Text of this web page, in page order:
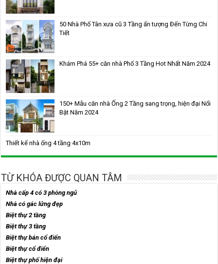
50 Nhà Phố Tân xưa cũ 3 Tầng ấn tượng Đến Từng Chi
Tiết
Khám Phá 55+ căn nhà Phố 3 Tầng Hot Nhất Năm 2024
150+ Mẫu căn nhà Ống 2 Tầng sang trọng, hiện đại Nổi
Bật Năm 2024
Thiết kế nhà ống 4 tầng 4x10m
TỪ KHÓA ĐƯỢC QUAN TÂM
Nhà cấp 4 có 3 phòng ngủ
Nhà có gác lửng đẹp
Biệt thự 2 tầng
Biệt thự 3 tầng
Biệt thự bán cổ điển
Biệt thự cổ điển
Biệt thự phố hiện đại